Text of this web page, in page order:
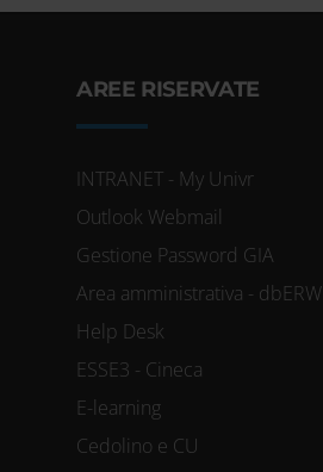
AREE RISERVATE
INTRANET - My Univr
Outlook Webmail
Gestione Password GIA
Area amministrativa - dbERW
Help Desk
ESSE3 - Cineca
E-learning
Cedolino e CU